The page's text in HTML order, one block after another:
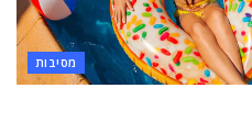
מסיבות